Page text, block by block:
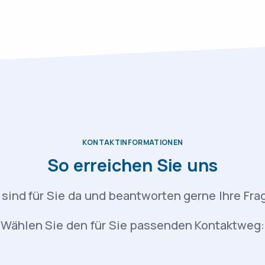
KONTAKTINFORMATIONEN
So erreichen Sie uns
für Sie da und beantworten gerne Ihre
Wählen Sie den für Sie passenden Kontaktweg: